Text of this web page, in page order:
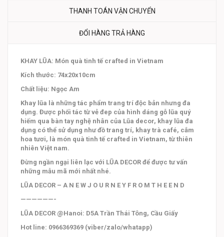
THANH TOÁN VẬN CHUYỂN
ĐỔI HÀNG TRẢ HÀNG
KHAY LŨA: Món quà tinh tế crafted in Vietnam
Kích thước: 74x20x10cm
Chất liệu: Ngọc Am
Khay lũa là những tác phẩm trang trí độc bản nhưng đa
dụng. Được phối tác từ vẻ đep của hình dáng gỗ lũa quý
hiếm qua bàn tay nghệ nhân của Lũa decor, khay lũa đa
dụng có thể sử dụng như đồ trang trí, khay trà café, cắm
hoa tươi, là món quà tinh tế crafted in Vietnam, từ thiên
nhiên Việt nam.
Đừng ngần ngại liên lạc với LŨA DECOR để được tư vấn
những mẫu mã mới nhất nhé.
LŨA DECOR – A N E W J O U R N E Y F R O M T H E E N D
——————-
LŨA DECOR @Hanoi: D5A Trần Thái Tông, Cầu Giấy
Hot line: 0966369369 (viber/zalo/whatapp)